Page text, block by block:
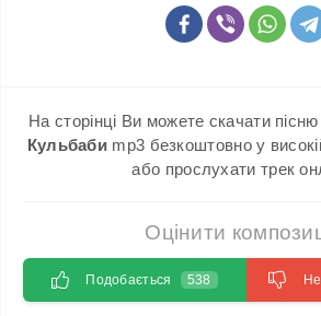
На сторінці Ви можете скачати пісню
Кульбаби mp3 безкоштовно у
або прослухати трек
Оцінити
Подобається 538